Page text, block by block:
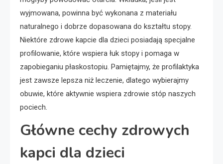
wyjmowana, powinna być wykonana z materiału
naturalnego i dobrze dopasowana do kształtu stopy.
Niektóre zdrowe kapcie dla dzieci posiadają specjalne
profilowanie, które wspiera łuk stopy i pomaga w
zapobieganiu płaskostopiu. Pamiętajmy, że profilaktyka
jest zawsze lepsza niż leczenie, dlatego wybierajmy
obuwie, które aktywnie wspiera zdrowie stóp naszych
pociech.
Główne cechy zdrowych
kapci dla dzieci